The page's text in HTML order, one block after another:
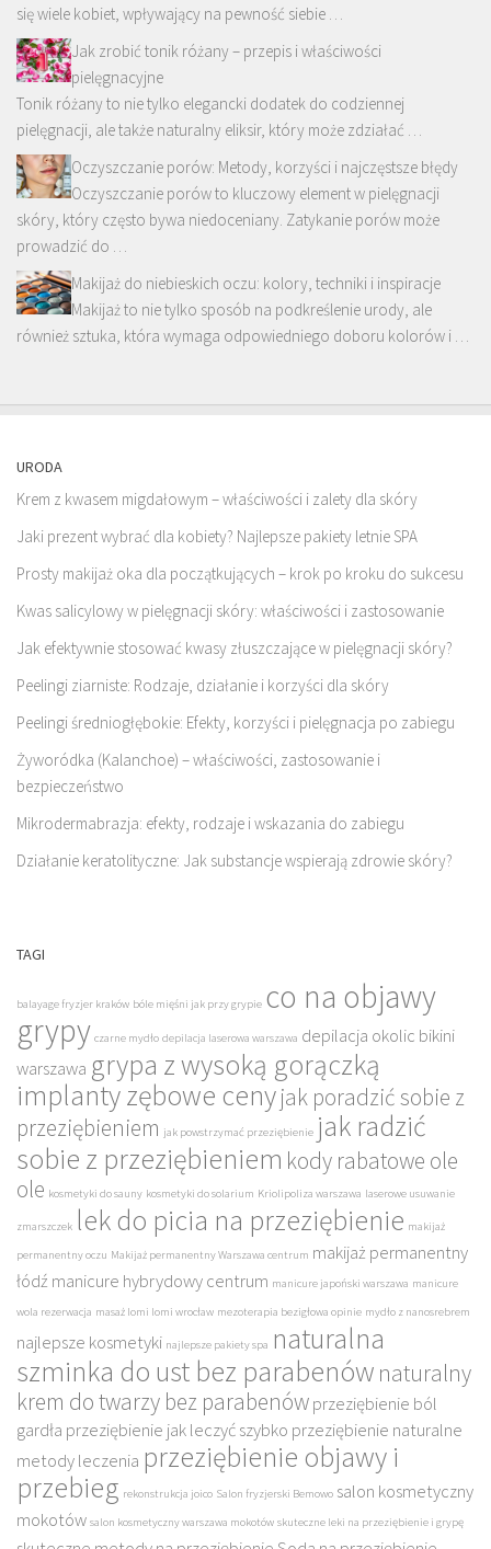
się wiele kobiet, wpływający na pewność siebie …
Jak zrobić tonik różany – przepis i właściwości
pielęgnacyjne
Tonik różany to nie tylko elegancki dodatek do codziennej
pielęgnacji, ale także naturalny eliksir, który może zdziałać …
Oczyszczanie porów: Metody, korzyści i najczęstsze błędy
Oczyszczanie porów to kluczowy element w pielęgnacji
skóry, który często bywa niedoceniany. Zatykanie porów może
prowadzić do …
Makijaż do niebieskich oczu: kolory, techniki i inspiracje
Makijaż to nie tylko sposób na podkreślenie urody, ale
również sztuka, która wymaga odpowiedniego doboru kolorów i …
URODA
Krem z kwasem migdałowym – właściwości i zalety dla skóry
Jaki prezent wybrać dla kobiety? Najlepsze pakiety letnie SPA
Prosty makijaż oka dla początkujących – krok po kroku do sukcesu
Kwas salicylowy w pielęgnacji skóry: właściwości i zastosowanie
Jak efektywnie stosować kwasy złuszczające w pielęgnacji skóry?
Peelingi ziarniste: Rodzaje, działanie i korzyści dla skóry
Peelingi średniogłębokie: Efekty, korzyści i pielęgnacja po zabiegu
Żyworódka (Kalanchoe) – właściwości, zastosowanie i
bezpieczeństwo
Mikrodermabrazja: efekty, rodzaje i wskazania do zabiegu
Działanie keratolityczne: Jak substancje wspierają zdrowie skóry?
TAGI
balayage fryzjer kraków bóle mięśni jak przy grypie co na objawy
grypy czarne mydło depilacja laserowa warszawa depilacja okolic bikini
warszawa grypa z wysoką gorączką
implanty zębowe cenyjak poradzić sobie z
przeziębieniem jak powstrzymać przeziębienie jak radzić
sobie z przeziębieniem kody rabatowe ole
ole kosmetyki do sauny kosmetyki do solarium Kriolipoliza warszawa laserowe usuwanie
zmarszczek lek do picia na przeziębienie makijaż
permanentny oczu Makijaż permanentny Warszawa centrum makijaż permanentny
łódź manicure hybrydowy centrum manicure japoński warszawa manicure
wola rezerwacja masaż lomi lomi wrocław mezoterapia bezigłowa opinie mydło z nanosrebrem
najlepsze kosmetyki najlepsze pakiety spa naturalna
szminka do ust bez parabenów naturalny
krem do twarzy bez parabenówprzeziębienie ból
gardła przeziębienie jak leczyć szybko przeziębienie naturalne
metody leczenia przeziębienie objawy i
przebieg rekonstrukcja joico Salon fryzjerski Bemowo salon kosmetyczny
mokotów salon kosmetyczny warszawa mokotów skuteczne leki na przeziębienie i grypę